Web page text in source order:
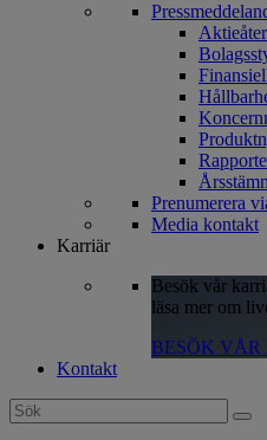
Prenumerera
Media kontakt
Karriär
Besök vår
läsa mer om
BESÖK
Kontakt
Search
for: